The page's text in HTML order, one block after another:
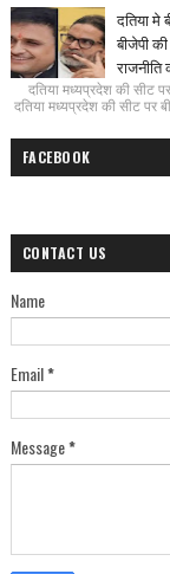
दतिया मे
बीजेपी
राजनीति
दतिया मध्यप्रदेश की सीट
दतिया मध्यप्रदेश की सीट पर
FACEBOOK
CONTACT US
Name
Email*
Message*